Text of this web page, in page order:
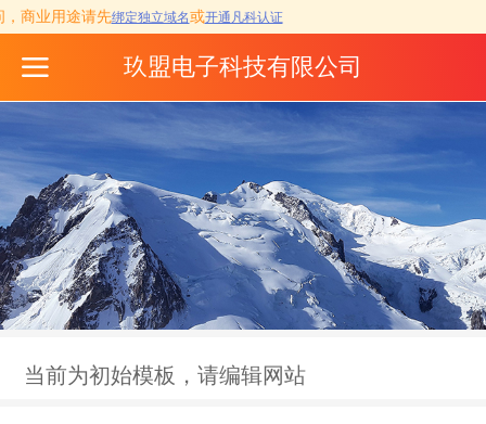
商业用途请先绑定独立域名或开通凡科认证
玖盟电子科技有限公司
当前为初始模板，请编辑网站